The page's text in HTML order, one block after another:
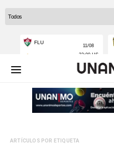
ARTÍCULOS POR ETIQUETA